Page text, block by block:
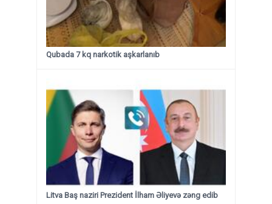
Qubada 7 kq narkotik aşkarlanıb
Litva Baş naziri Prezident İlham Əliyevə zəng edib